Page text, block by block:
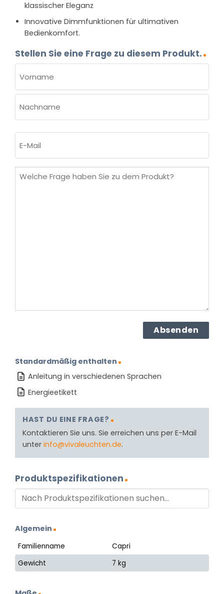
klassischer Eleganz
Innovative Dimmfunktionen für ultimativen
Bedienkomfort.
Stellen Sie eine Frage zu diesem Produkt.
(ERFORDERLICH)
Vorname
Mail
Welche
Standardmäßig enthalten
Anleitung in verschiedenen Sprachen
Energieetikett
HAST DU EINE FRAGE?
Kontaktieren Sie uns. Sie erreichen uns per E-Mail
unter info@vivaleuchten.de.
Produktspezifikationen
Algemein
Familienname
Capri
Gewicht
7 kg